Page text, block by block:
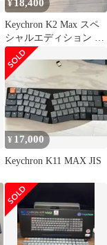
¥ 18,400
Keychron K2 Max スペ
シャルエディション JIS
茶軸 75%
¥ 17,000
Keychron K11 MAX JIS